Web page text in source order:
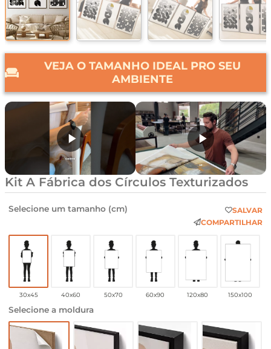
VEJA O TAMANHO IDEAL PRO SEU
AMBIENTE
Kit A Fábrica dos Círculos Texturizados
Selecione um tamanho (cm)
SALVAR
COMPARTILHAR
30x45 40x60 50x70 60x90 120x80 150x100
Selecione a moldura